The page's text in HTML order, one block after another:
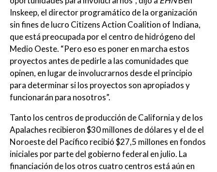
Inskeep, el director programático de la organización
sin fines de lucro Citizens Action Coalition of Indiana,
que está preocupada por el centro de hidrógeno del
Medio Oeste. “Pero eso es poner en marcha estos
proyectos antes de pedirle a las comunidades que
opinen, en lugar de involucrarnos desde el principio
para determinar si los proyectos son apropiados y
funcionarán para nosotros”.
Tanto los centros de producción de California y de los
Apalaches recibieron $30 millones de dólares y el de el
Noroeste del Pacífico recibió $27,5 millones en fondos
iniciales por parte del gobierno federal en julio. La
financiación de los otros cuatro centros está aún en